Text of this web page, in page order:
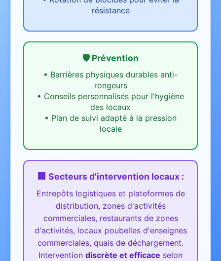
résistance
🛡️ Prévention
• Barrières physiques durables anti-
rongeurs
• Conseils personnalisés pour l'hygiène
des locaux
• Plan de suivi adapté à la pression
locale
🏢 Secteurs d'intervention locaux :
Entrepôts logistiques et plateformes de
distribution, zones d'activités
commerciales, restaurants de zones
d'activités, locaux poubelles d'enseignes
commerciales, quais de déchargement.
Intervention discrète et efficace selon